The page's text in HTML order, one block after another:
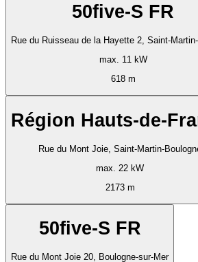
50five-S FR
Rue du Ruisseau de la Hayette 2, Saint-
max. 11 kW
618 m
Région Hauts-de-
Rue du Mont Joie, Saint-Martin-
max. 22 kW
2173 m
50five-S FR
Rue du Mont Joie 20, Boulogne-sur-Mer